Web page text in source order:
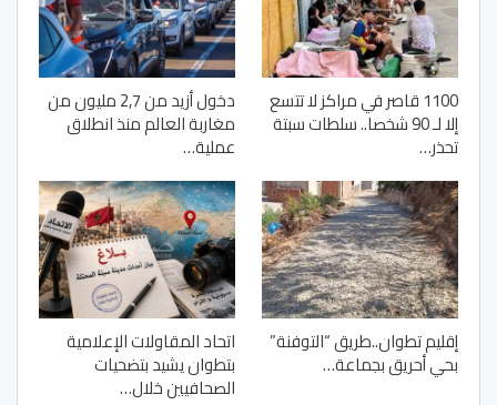
1100 قاصر في مراكز لا تتسع
إلا لـ 90 شخصا.. سلطات سبتة
تحذر…
دخول أزيد من 2,7 مليون من
مغاربة العالم منذ انطلاق
عملية…
إقليم تطوان..طريق “التوفنة”
بحي أحريق بجماعة…
اتحاد المقاولات الإعلامية
بتطوان يشيد بتضحيات
الصحافيين خلال…